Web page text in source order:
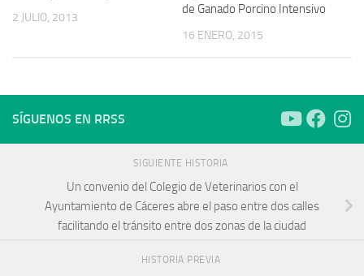
2 JULIO, 2013
de Ganado Porcino Intensivo
16 ENERO, 2015
SÍGUENOS EN RRSS
SIGUIENTE HISTORIA
Un convenio del Colegio de Veterinarios con el
Ayuntamiento de Cáceres abre el paso entre dos calles
facilitando el tránsito entre dos zonas de la ciudad
HISTORIA PREVIA